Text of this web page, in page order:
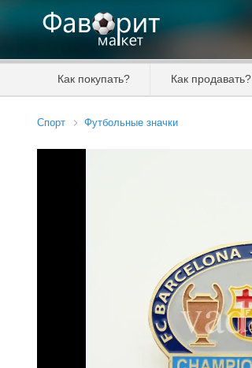
Как покупать? Как продавать?
Спорт Футбольные значки